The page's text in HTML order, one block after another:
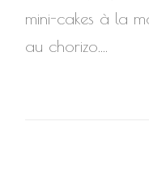
mini-cakes à la
au chorizo....